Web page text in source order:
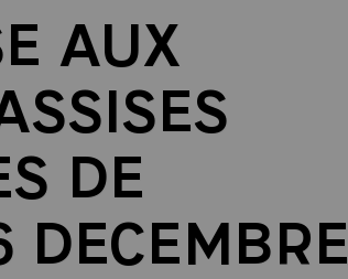
AUX
DE
DECEMBRE